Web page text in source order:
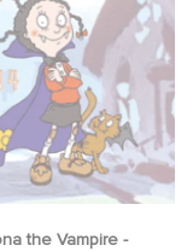
the Vampire -